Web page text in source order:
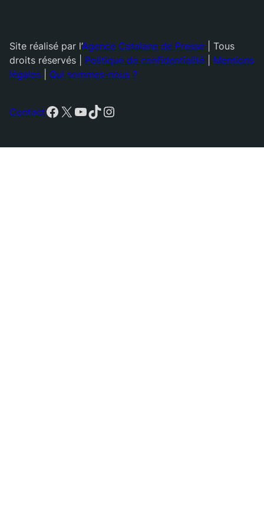
Site réalisé par l’Agence Catalane de Presse | Tous
droits réservés | Politique de confidentialité
Mentions
légales
Qui sommes-nous ?
ContactFacebook
X YouTube
TikTok
Instagram